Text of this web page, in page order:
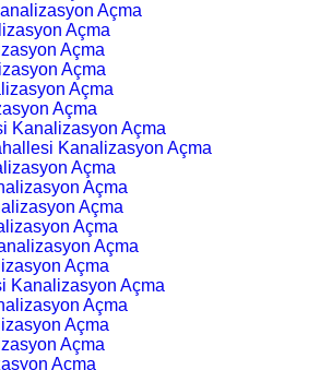
Açma
Açma
Açma
Açma
Açma
Açma
Kanalizasyon Açma
Kanalizasyon Açma
Açma
Açma
Açma
Açma
Açma
Açma
Kanalizasyon Açma
Açma
Açma
Açma
Açma